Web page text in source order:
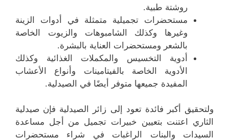
روشتة طبية.
مستحضرات تجميلية متمثلة في أدوات الزينة
وغيرها وكذلك الشامبوهات والزيوت الخاصة
بالشعر ومستحضرات العناية بالبشرة.
أدوية التخسيس والمكملات الغذائية وكذلك
الأدوية الخاصة بالفيتامينات وأنواع الأعشاب
المفيدة جميعها متوفر أيضًا في الصيدلية.
ولتحقيق أكبر فائدة تعود إلى زائر الصيدلية فإن صيدلية
الثاري اعتنت بتعيين خبيرات تجميل من أجل مساعدة
السيدات والبنات الراغبات في شراء مستحضرات